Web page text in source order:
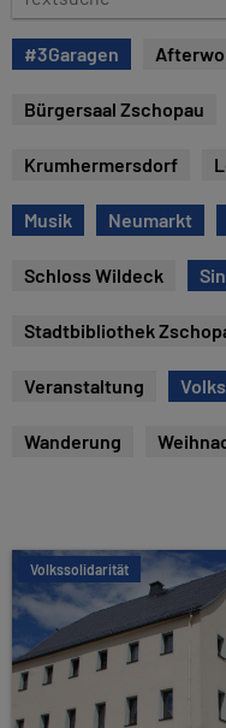
e
x
t
e
#3Garagen
Bürgersaal Zschopau
Krumhermersdorf
Musik Neumarkt
Schloss Wildeck
Stadtbibliothek
Veranstaltung
Wanderung
Volkssolidarität